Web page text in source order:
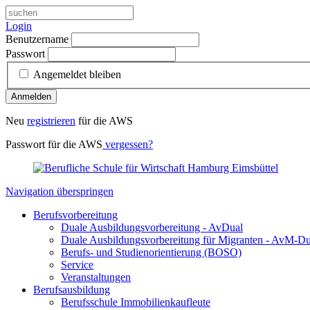
Login
Benutzername
Passwort
Angemeldet bleiben
Anmelden
Neu registrieren für die AWS
Passwort für die AWS vergessen?
Navigation überspringen
Berufsvorbereitung
Duale Ausbildungsvorbereitung - AvDual
Duale Ausbildungsvorbereitung für Migranten - AvM-
Berufs- und Studienorientierung (BOSO)
Service
Veranstaltungen
Berufsausbildung
Berufsschule Immobilienkaufleute